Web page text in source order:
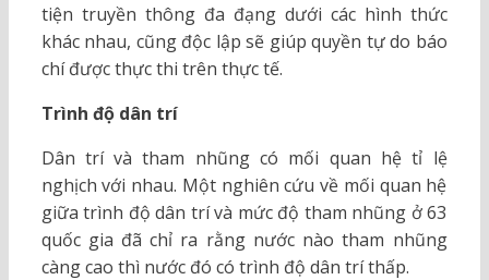
tiện truyền thông đa đạng dưới các hình thức
khác nhau, cũng độc lập sẽ giúp quyền tự do báo
chí được thực thi trên thực tế.
Trình độ dân trí
Dân trí và tham nhũng có mối quan hệ tỉ lệ
nghịch với nhau. Một nghiên cứu về mối quan hệ
giữa trình độ dân trí và mức độ tham nhũng ở 63
quốc gia đã chỉ ra rằng nước nào tham nhũng
càng cao thì nước đó có trình độ dân trí thấp.